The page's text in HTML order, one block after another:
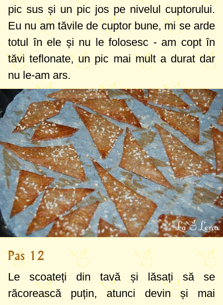
pic sus și un pic jos pe nivelul cuptorului.
Eu nu am tăvile de cuptor bune, mi se arde
totul în ele și nu le folosesc - am copt în
tăvi teflonate, un pic mai mult a durat dar
nu le-am ars.
Pas 12
Le scoateți din tavă și lăsați să se
răcorească puțin, atunci devin și mai